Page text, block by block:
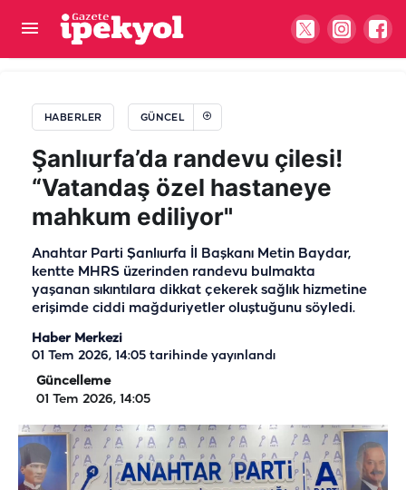
HABERLER GÜNCEL
Şanlıurfa’da randevu çilesi!
“Vatandaş özel hastaneye
mahkum ediliyor"
Anahtar Parti Şanlıurfa İl Başkanı Metin Baydar,
kentte MHRS üzerinden randevu bulmakta
yaşanan sıkıntılara dikkat çekerek sağlık hizmetine
erişimde ciddi mağduriyetler oluştuğunu söyledi.
Haber Merkezi
01 Tem 2026, 14:05 tarihinde yayınlandı
Güncelleme
01 Tem 2026, 14:05
Biberlerden kaynaklanan salgın başladı: Ürünler